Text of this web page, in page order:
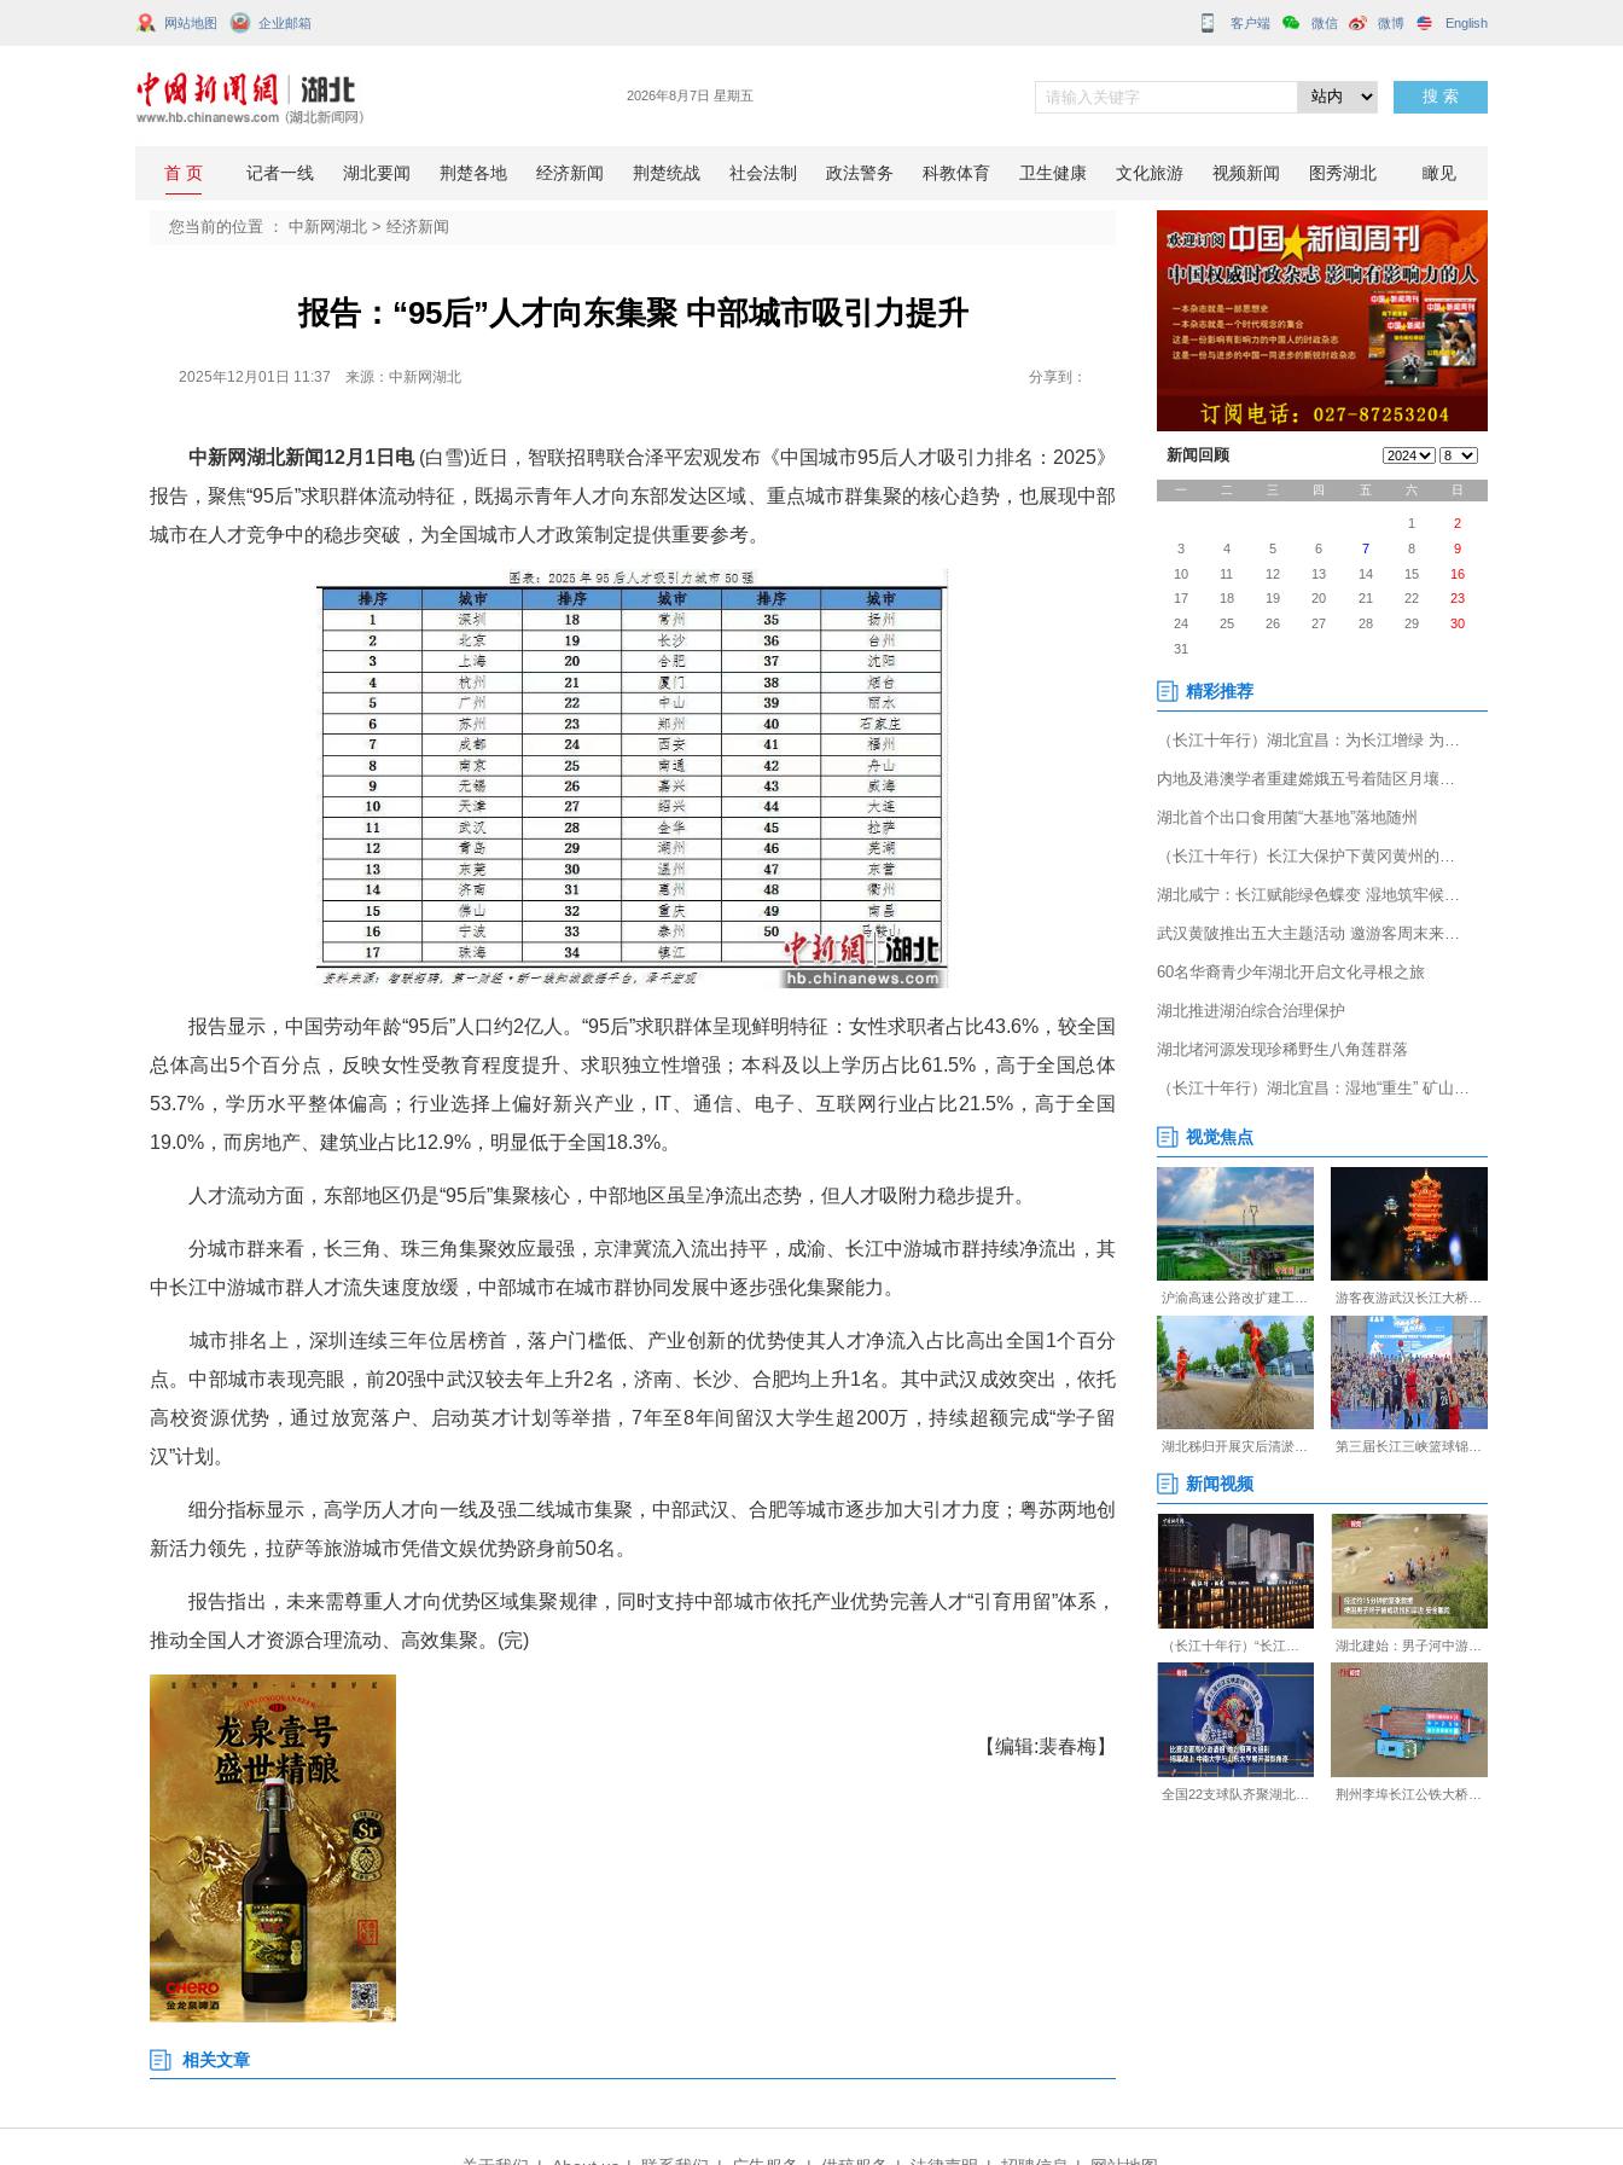
网站地图
报告：“95后”人才向东集聚 中部城市吸引力提升
2025年12月01日 11:37 来源：中新网湖北
中新网湖北新闻12月1日电(白雪)近日，智联招聘联合泽平宏观发布《中国城市95后人才吸引力排名：2025》
报告，聚焦“95后”求职群体流动特征，既揭示青年人才向东部发达区域、重点城市群集聚的核心趋势，也展现中部
城市在人才竞争中的稳步突破，为全国城市人才政策制定提供重要参考。
报告显示，中国劳动年龄“95后”人口约2亿人。“95后”求职群体呈现鲜明特征：女性求职者占比43.6%，较全国
总体高出5个百分点，反映女性受教育程度提升、求职独立性增强；本科及以上学历占比61.5%，高于全国总体
53.7%，学历水平整体偏高；行业选择上偏好新兴产业，IT、通信、电子、互联网行业占比21.5%，高于全国
19.0%，而房地产、建筑业占比12.9%，明显低于全国18.3%。
人才流动方面，东部地区仍是“95后”集聚核心，中部地区虽呈净流出态势，但人才吸附力稳步提升。
分城市群来看，长三角、珠三角集聚效应最强，京津冀流入流出持平，成渝、长江中游城市群持续净流出，其
中长江中游城市群人才流失速度放缓，中部城市在城市群协同发展中逐步强化集聚能力。
城市排名上，深圳连续三年位居榜首，落户门槛低、产业创新的优势使其人才净流入占比高出全国1个百分
点。中部城市表现亮眼，前20强中武汉较去年上升2名，济南、长沙、合肥均上升1名。其中武汉成效突出，依托
高校资源优势，通过放宽落户、启动英才计划等举措，7年至8年间留汉大学生超200万，持续超额完成“学子留
汉”计划。
细分指标显示，高学历人才向一线及强二线城市集聚，中部武汉、合肥等城市逐步加大引才力度；粤苏两地创
新活力领先，拉萨等旅游城市凭借文娱优势跻身前50名。
报告指出，未来需尊重人才向优势区域集聚规律，同时支持中部城市依托产业优势完善人才“引育用留”体系，
推动全国人才资源合理流动、高效集聚。(完)